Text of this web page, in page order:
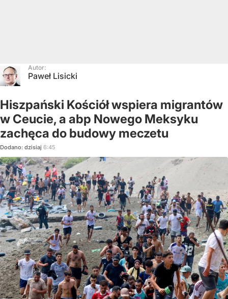
Autor:
Paweł Lisicki
Hiszpański Kościół wspiera migrantów
w Ceucie, a abp Nowego Meksyku
zachęca do budowy meczetu
Dodano: dzisiaj 6:45